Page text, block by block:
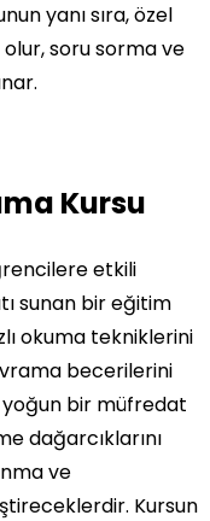
yanı sıra, özel
soru sorma ve
Kursu
etkili
sunan bir eğitim
okuma tekniklerini
becerilerini
bir müfredat
dağarcıklarını
ve
Kursun